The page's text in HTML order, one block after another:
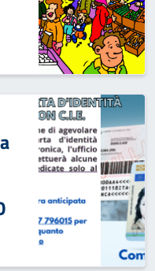
DONT-
DEMOGRAFICO SEDE